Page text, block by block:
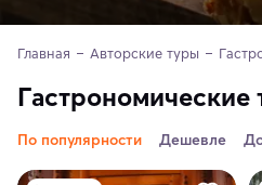
Главная Авторские туры
По популярности Дешевле